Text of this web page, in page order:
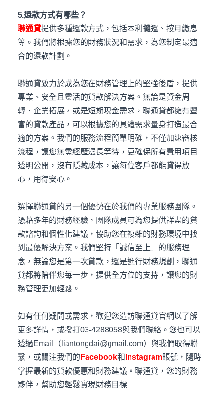
5.還款方式有哪些？
聯通貸提供多種還款方式，包括本利攤還、按月繳息
等。我們將根據您的財務狀況和需求，為您制定最適
合的還款計劃。
聯通貸致力於成為您在財務管理上的堅強後盾，提供
專業、安全且靈活的貸款解決方案。無論是資金周
轉、企業拓展，或是短期現金需求，聯通貸都擁有豐
富的貸款產品，可以根據您的具體需求量身打造最合
適的方案。我們的服務流程簡單明確，不僅加速審核
流程，讓您無需經歷漫長等待，更確保所有費用項目
透明公開，沒有隱藏成本，讓每位客戶都能貸得放
心，用得安心。
選擇聯通貸的另一個優勢在於我們的專業服務團隊。
憑藉多年的財務經驗，團隊成員可為您提供詳盡的貸
款諮詢和個性化建議，協助您在複雜的財務環境中找
到最優解決方案。我們堅持「誠信至上」的服務理
念，無論您是第一次貸款，還是進行財務規劃，聯通
貸都將陪伴您每一步，提供全方位的支持，讓您的財
務管理更加輕鬆。
如有任何疑問或需求，歡迎您造訪聯通貸官網以了解
更多詳情，或撥打03-4288058與我們聯絡。您也可以
透過Email（liantongdai@gmail.com）與我們取得聯
繫，或關注我們的 Facebook和 Instagram賬號，隨時
掌握最新的貸款優惠和財務建議。聯通貸，您的財務
夥伴，幫助您輕鬆實現財務目標！